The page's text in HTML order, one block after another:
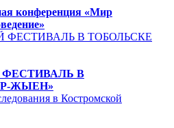
конференция «Мир
В
ЖЫЕН»